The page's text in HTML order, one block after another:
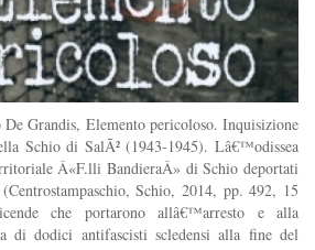
Grandis, Elemento pericoloso. Inquisizione
Schio di SalÃ² (1943-1945). Lâ€™odissea
Â«F.lli BandieraÂ» di Schio deportati
Schio, 2014, pp. 492, 15
che portarono allâ€™arresto e alla
di dodici antifascisti scledensi alla fine del